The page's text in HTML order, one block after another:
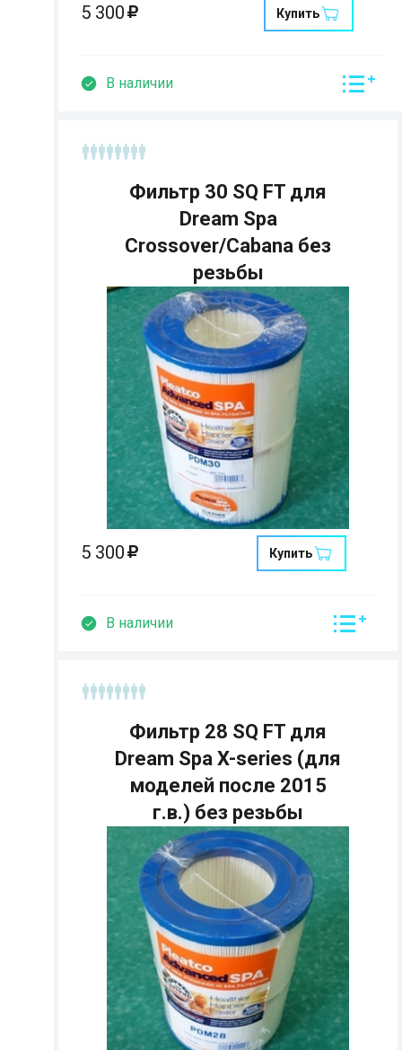
5 300 Купить
В наличии
Страна:
Размеры:
Кол-во мест:
Фильтр 30 SQ FT для
Dream Spa
Crossover/Cabana без
резьбы
5 300 Купить
В наличии
Страна:
Размеры:
Кол-во мест:
Фильтр 28 SQ FT для
Dream Spa X-series (для
моделей после 2015
г.в.) без резьбы